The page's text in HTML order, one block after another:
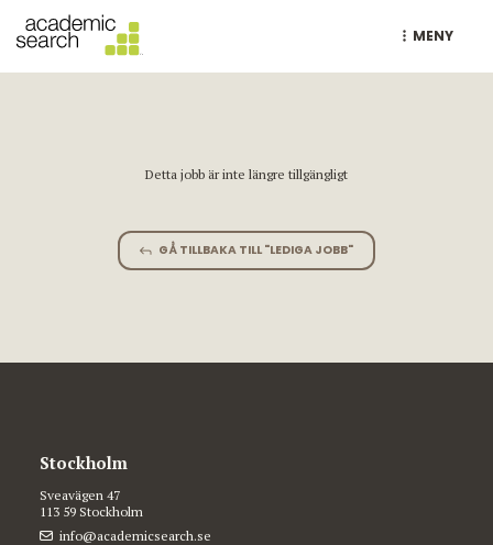
MENY
Detta jobb är inte längre tillgängligt
GÅ TILLBAKA TILL "LEDIGA JOBB"
Stockholm
Sveavägen 47
113 59 Stockholm
info@academicsearch.se